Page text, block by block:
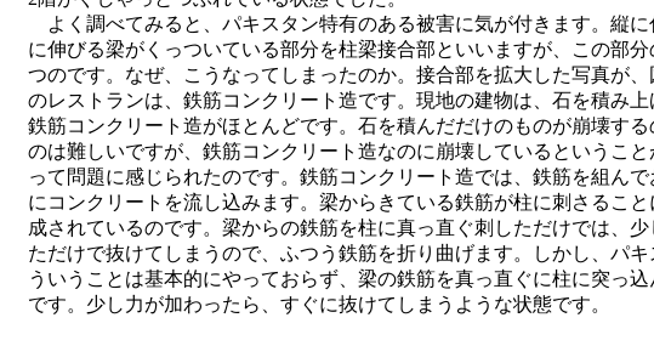
よく調べてみると、パキスタン特有のある被害に気が付きます。縦に
に伸びる梁がくっついている部分を柱梁接合部といいますが、この部
つのです。なぜ、こうなってしまったのか。接合部を拡大した写真が、
のレストランは、鉄筋コンクリート造です。現地の建物は、石を積み上
鉄筋コンクリート造がほとんどです。石を積んだだけのものが崩壊する
のは難しいですが、鉄筋コンクリート造なのに崩壊しているということ
って問題に感じられたのです。鉄筋コンクリート造では、鉄筋を組んで
にコンクリートを流し込みます。梁からきている鉄筋が柱に刺さるこ
成されているのです。梁からの鉄筋を柱に真っ直ぐ刺しただけでは、少
ただけで抜けてしまうので、ふつう鉄筋を折り曲げます。しかし、パ
ういうことは基本的にやっておらず、梁の鉄筋を真っ直ぐに柱に突っ
です。少し力が加わったら、すぐに抜けてしまうような状態です。